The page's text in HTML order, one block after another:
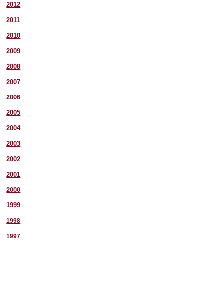
2012
2011
2010
2009
2008
2007
2006
2005
2004
2003
2002
2001
2000
1999
1998
1997